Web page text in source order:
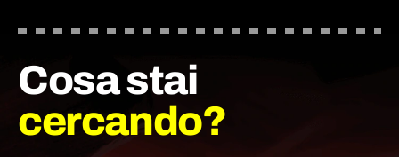
Cosa stai
cercando?